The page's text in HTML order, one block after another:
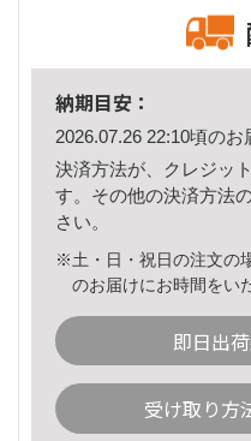
納期目安：
2026.07.26 22:10頃のお
決済方法が、クレジッ
す。その他の決済方法
さい。
※土・日・祝日の注文の
のお届けにお時間をい
即日出
受け取り方